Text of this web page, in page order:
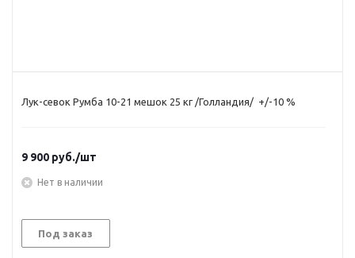
Лук-севок Румба 10-21 мешок 25 кг /Голландия/ +/-10 %
9 900 руб./шт
Нет в наличии
Под заказ